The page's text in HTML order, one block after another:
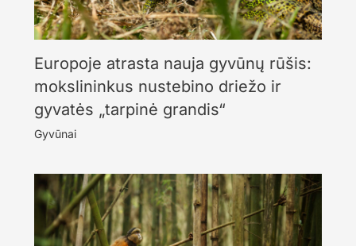
Europoje atrasta nauja gyvūnų rūšis:
mokslininkus nustebino driežo ir
gyvatės „tarpinė grandis“
Gyvūnai